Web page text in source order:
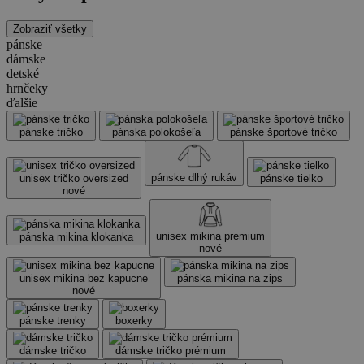
Zobraziť všetky
pánske
dámske
detské
hrnčeky
ďalšie
pánske tričko pánska polokošeľa pánske športové tričko
unisex tričko oversized
nové
pánske dlhý rukáv pánske tielko
pánska mikina klokanka
unisex mikina premium
nové
unisex mikina bez kapucne
nové
pánska mikina na zips
pánske trenky boxerky
dámske tričko dámske tričko prémium